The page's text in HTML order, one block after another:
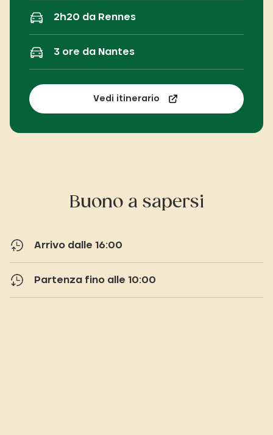
2h20 da Rennes
3 ore da Nantes
Vedi itinerario
Buono a sapersi
Arrivo dalle 16:00
Partenza fino alle 10:00